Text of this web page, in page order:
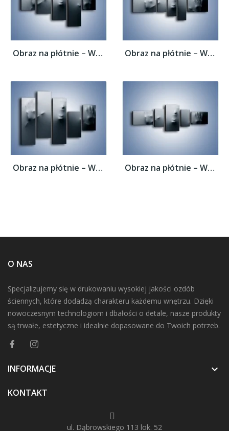
Obraz na płótnie – Wołanie o pomoc –... Obraz na płótnie – Wołanie o pomoc –...
Obraz na płótnie – Wołanie o pomoc –... Obraz na płótnie – Wołanie o pomoc –...
O NAS
Specjalizujemy się w drukowaniu wysokiej jakości ozdób
ściennych, które dodadzą charakteru każdemu wnętrzu. Dzięki
nowoczesnym technologiom i dbałości o detale, nasze produkty
są trwałe, estetyczne i idealnie dopasowane do Twoich potrzeb.
INFORMACJE 
KONTAKT
ul. Dąbrowskiego 113 lok. 52